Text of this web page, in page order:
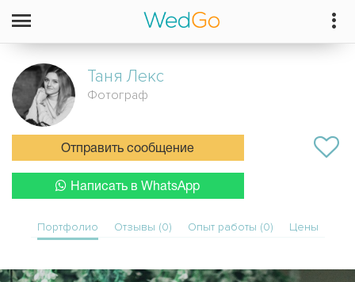
Таня Лекс
Фотограф
Отправить сообщение
Написать в WhatsApp
Портфолио Отзывы (0) Опыт работы (0) Цены